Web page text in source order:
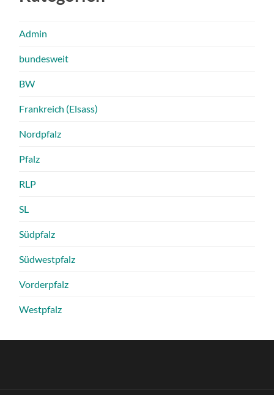
Admin
bundesweit
BW
Frankreich (Elsass)
Nordpfalz
Pfalz
RLP
SL
Südpfalz
Südwestpfalz
Vorderpfalz
Westpfalz